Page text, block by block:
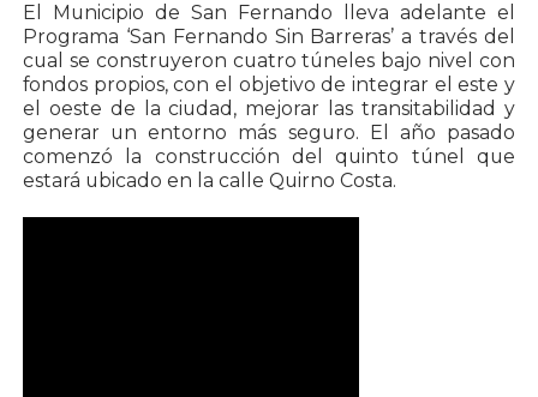
El Municipio de San Fernando lleva adelante el
Programa ‘San Fernando Sin Barreras’ a través del
cual se construyeron cuatro túneles bajo nivel con
fondos propios, con el objetivo de integrar el este y
el oeste de la ciudad, mejorar las transitabilidad y
generar un entorno más seguro. El año pasado
comenzó la construcción del quinto túnel que
estará ubicado en la calle Quirno Costa.